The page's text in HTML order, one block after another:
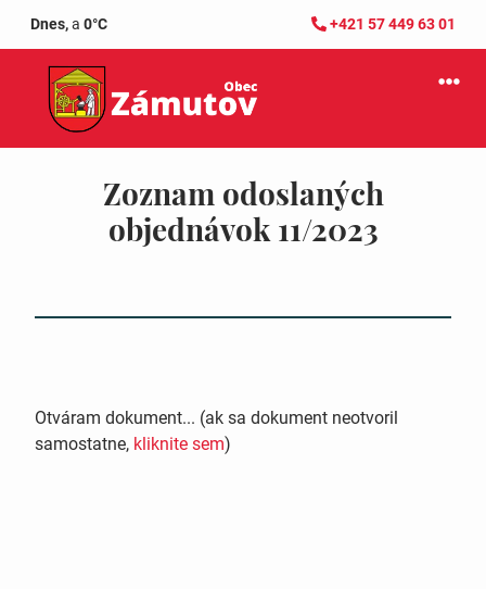
Dnes,a 0°C +421 57 449 63 01
Zoznam odoslaných
objednávok 11/2023
Otváram dokument... (ak sa dokument neotvoril
samostatne, kliknite sem)